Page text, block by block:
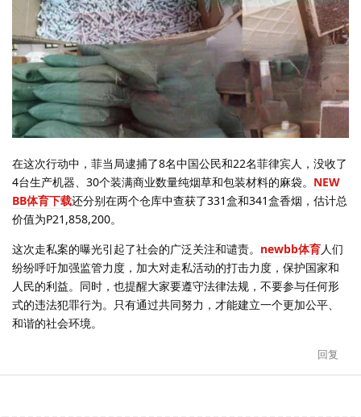
在这次行动中，菲当局逮捕了8名中国公民和22名菲律宾人，没收了
4台生产机器、30个装满商业数量纯烟草和包装材料的麻袋。 NEW
BB体育下载还分别在两个仓库中查获了331盒和341盒香烟，估计总
价值为P21,858,200。
这次走私案的曝光引起了社会的广泛关注和谴责。 newbb体育人们
纷纷呼吁加强监管力度，加大对走私活动的打击力度，保护国家和
人民的利益。同时，也提醒大家要遵守法律法规，不要参与任何形
式的违法犯罪行为。只有通过共同努力，才能建立一个更加公平、
和谐的社会环境。
回复